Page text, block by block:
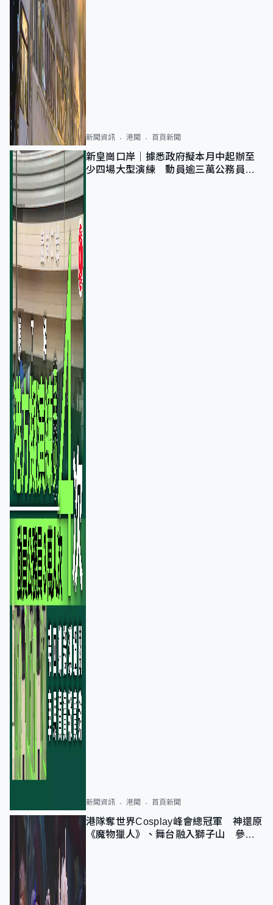
新聞資訊 港聞 首頁新聞
新皇崗口岸｜據悉政府擬本月中起辦至
少四場大型演練 動員逾三萬公務員人
新聞資訊 港聞 首頁新聞
港隊奪世界Cosplay峰會總冠軍 神還原
《魔物獵人》、舞台融入獅子山 參賽